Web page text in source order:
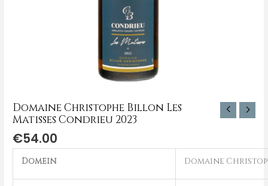
Domaine Christophe Billon Les
Matisses Condrieu 2023
€54.00
Domein Domaine